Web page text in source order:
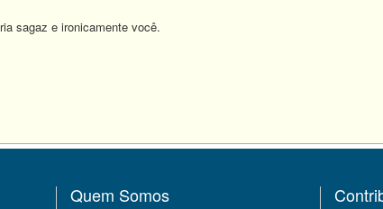
sagaz e ironicamente você.
Quem Somos